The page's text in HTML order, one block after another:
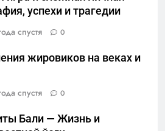
успехи и трагедии
спустя 0
жировиков на веках и
спустя 0
Бали — Жизнь и